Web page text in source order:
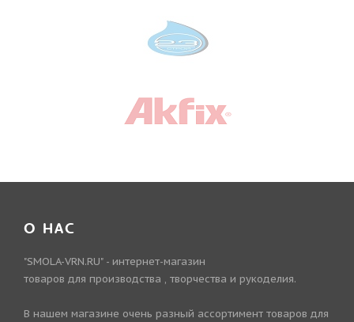
О НАС
"SMOLA-VRN.RU" - интернет-магазин
товаров для производства , творчества и рукоделия.
В нашем магазине очень разный ассортимент товаров для